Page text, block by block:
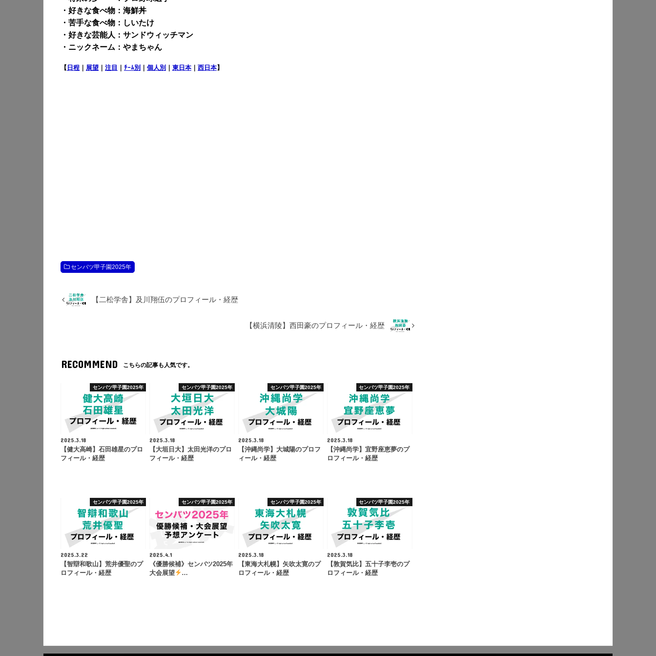
・好きな食べ物：海鮮丼
・苦手な食べ物：しいたけ
・好きな芸能人：サンドウィッチマン
・ニックネーム：やまちゃん
【 日程 展望 注目 ﾁｰﾑ別 個人別 東日本 西日本】
センバツ甲子園2025年
【二松学舎】及川翔伍のプロフィール・経歴
【横浜清陵】西田豪のプロフィール・経歴
RECOMMEND こちらの記事も人気です。
センバツ甲子園2025年
2025.3.18
【健大高崎】石田雄星のプロ
フィール・経歴
センバツ甲子園2025年
2025.3.18
【大垣日大】太田光洋のプロ
フィール・経歴
センバツ甲子園2025年
2025.3.18
【沖縄尚学】大城陽のプロフ
ィール・経歴
センバツ甲子園2025年
2025.3.18
【沖縄尚学】宜野座恵夢のプ
ロフィール・経歴
センバツ甲子園2025年
2025.3.22
【智辯和歌山】荒井優聖のプ
ロフィール・経歴
センバツ甲子園2025年
2025.4.1
《優勝候補》センバツ2025年
大会展望
…
センバツ甲子園2025年
2025.3.18
【東海大札幌】矢吹太寛のプ
ロフィール・経歴
センバツ甲子園2025年
2025.3.18
【敦賀気比】五十子李壱のプ
ロフィール・経歴